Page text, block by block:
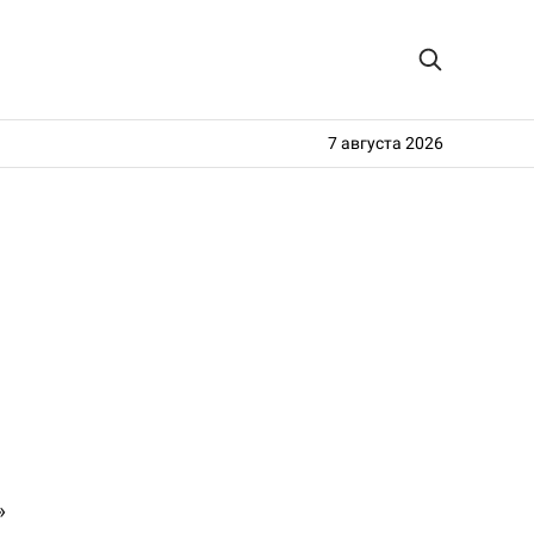
7 августа 2026